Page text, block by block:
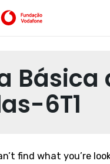
Básica
6T1
find what you’re